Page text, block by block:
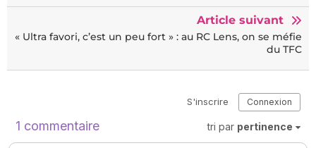
Article suivant
« Ultra favori, c’est un peu fort » : au RC Lens, on se méfie
du TFC